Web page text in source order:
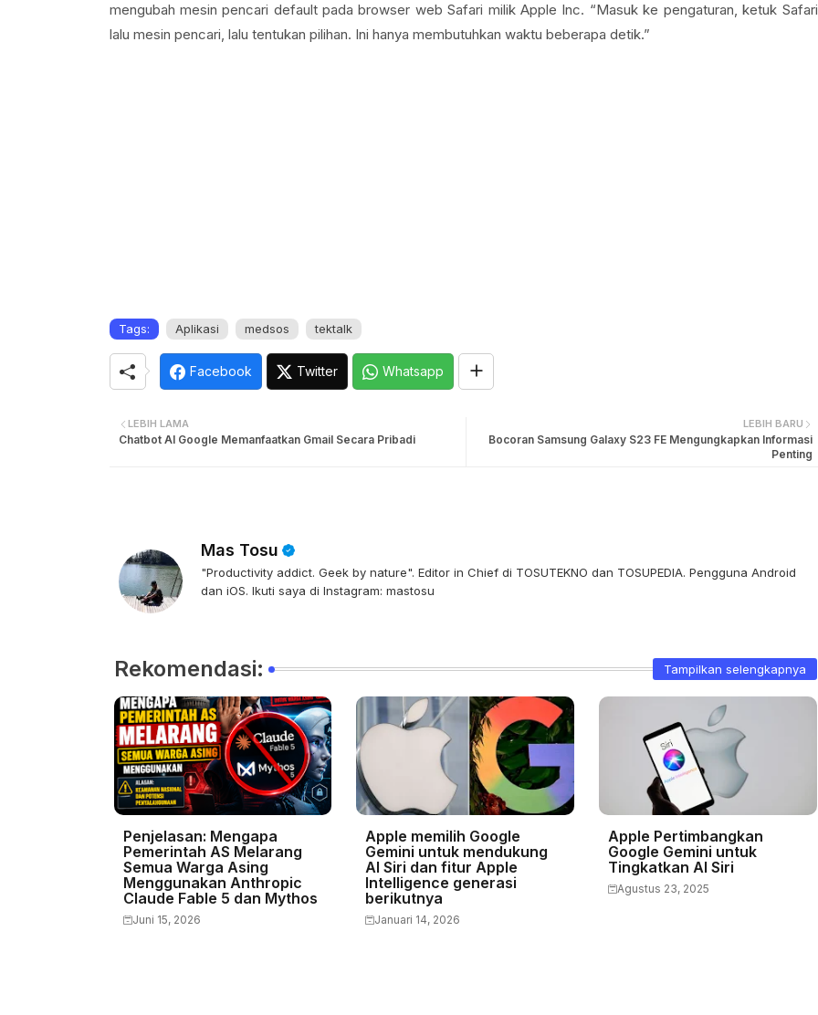
mengubah mesin pencari default pada browser web Safari milik Apple Inc. “Masuk ke pengaturan, ketuk
lalu mesin pencari, lalu tentukan pilihan. Ini hanya membutuhkan waktu beberapa detik.”
Tags: Aplikasi medsos tektalk
Facebook Twitter Whatsapp
LEBIH BARU
Bocoran Samsung Galaxy S23 FE Mengungkapkan Informasi
Penting
LEBIH LAMA
Chatbot AI Google Memanfaatkan Gmail Secara Pribadi
Mas Tosu
"Productivity addict. Geek by nature". Editor in Chief di TOSUTEKNO dan TOSUPEDIA. Pengguna Android
dan iOS. Ikuti saya di Instagram: mastosu
Rekomendasi: Tampilkan selengkapnya
Penjelasan: Mengapa
Pemerintah AS Melarang
Semua Warga Asing
Menggunakan Anthropic
Claude Fable 5 dan Mythos
Juni 15, 2026
Apple memilih Google
Gemini untuk mendukung
AI Siri dan fitur Apple
Intelligence generasi
berikutnya
Januari 14, 2026
Apple Pertimbangkan
Google Gemini untuk
Tingkatkan AI Siri
Agustus 23, 2025